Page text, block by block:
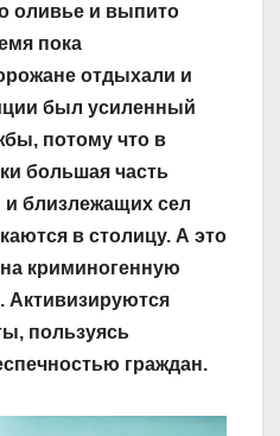
оливье и выпито
пока
отдыхали и
был усиленный
потому что в
большая часть
и близлежащих сел
в столицу. А это
криминогенную
Активизируются
пользуясь
граждан.